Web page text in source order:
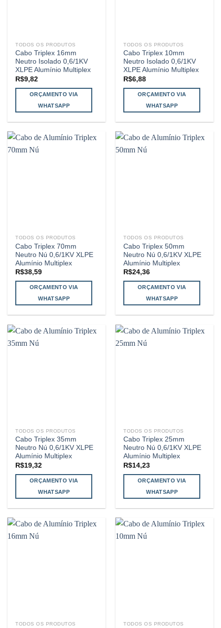
TODOS OS PRODUTOS
Cabo Triplex 16mm
Neutro Isolado 0,6/1KV
XLPE Alumínio Multiplex
R$9,82
ORÇAMENTO VIA
WHATSAPP
TODOS OS PRODUTOS
Cabo Triplex 10mm
Neutro Isolado 0,6/1KV
XLPE Alumínio Multiplex
R$6,88
ORÇAMENTO VIA
WHATSAPP
TODOS OS PRODUTOS
Cabo Triplex 70mm
Neutro Nú 0,6/1KV XLPE
Alumínio Multiplex
R$38,59
ORÇAMENTO VIA
WHATSAPP
TODOS OS PRODUTOS
Cabo Triplex 50mm
Neutro Nú 0,6/1KV XLPE
Alumínio Multiplex
R$24,36
ORÇAMENTO VIA
WHATSAPP
TODOS OS PRODUTOS
Cabo Triplex 35mm
Neutro Nú 0,6/1KV XLPE
Alumínio Multiplex
R$19,32
ORÇAMENTO VIA
WHATSAPP
TODOS OS PRODUTOS
Cabo Triplex 25mm
Neutro Nú 0,6/1KV XLPE
Alumínio Multiplex
R$14,23
ORÇAMENTO VIA
WHATSAPP
TODOS OS PRODUTOS TODOS OS PRODUTOS